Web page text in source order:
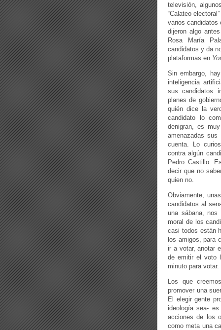
televisión,
“Calateo
varios candidatos
dijeron algo
Rosa María
candidatos y da
plataformas en
Sin embargo,
inteligencia
sus candidatos
planes de
quién dice la
candidato lo
denigran, es
amenazadas
cuenta. Lo
contra algún
Pedro Castillo.
decir que no
quien no.
Obviamente,
candidatos al
una sábana,
moral de los
casi todos están
los amigos, para
ir a votar, anotar
de emitir el voto
minuto para votar.
Los que
promover una
El elegir gente
ideología sea-
acciones de los
como meta una